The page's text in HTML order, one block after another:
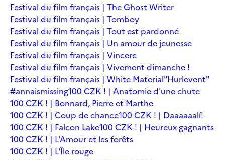
Festival du film français | The Ghost Writer
Festival du film français | Tomboy
Festival du film français | Tout est pardonné
Festival du film français | Un amour de jeunesse
Festival du film français | Vincere
Festival du film français | Vivement dimanche !
Festival du film français | White Material"Hurlevent"
#annaismissing100 CZK ! | Anatomie d'une chute
100 CZK ! | Bonnard, Pierre et Marthe
100 CZK ! | Coup de chance100 CZK ! | Daaaaaalí!
100 CZK ! | Falcon Lake100 CZK ! | Heureux gagnants
100 CZK ! | L'Amour et les forêts
100 CZK ! | L'Île rouge